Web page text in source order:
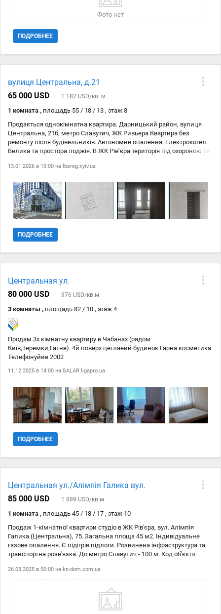
Фото нет
ПОДРОБНЕЕ
вулиця Центральна, д.21
65 000 USD
1 182 USD/кв. м
1 комната , площадь 55 / 18 / 13 , этаж 8
Продається однокімнатна квартира. Дарницький район, вулиця
Центральна, 21б, метро Славутич, ЖК Ривьера Квартира без
ремонту після будівельників. Автономне опалення. Електрокотел.
Велика та простора лоджія. В ЖК Рівʼєра територія під охороною та
територіі озеро та поруч вихід на пляж Дніпра. Дитячі та спортивні
школа, дитячий садок, АТБ в 1 хв. пішки від будинку, набережна і
зони відпочинку, салони краси, спортивний клуб. Поруч
супермаркети, ТРЦ, зручне транспортне сполучення, все для
комфортного проживання.
13.01.2026 в 10:00 на lbereg.kyiv.ua
ПОДРОБНЕЕ
Центральная ул.
80 000 USD
976 USD/кв.м
3 комнаты , площадь 82 / 10 , этаж 4
Продам 3х кімнатну квартиру в Чабанах (рядом
Київ,Теремки,Гатне). 4й поверх цегляеий будинок Гарна косметика
Телефонуйие 2002
11.12.2025 в 14:00 на SALAR.ligapro.ua
ПОДРОБНЕЕ
Центральная ул./Алімпія Галика вул.
85 000 USD
1 889 USD/кв.м
1 комната , площадь 45 / 18 / 17 , этаж 10
Продаж 1-кімнатної квартири студіо в ЖК Рів'єра, вул. Алімпія
Галика (Центральна), 75. Загальна площа 45 м2. Індивідуальне
газове опалення. Є підігрів підлоги. Розвинена інфраструктура та
транспортна розв'язка. До метро Славутич - 100 м. Код об'єкта:
26.03.2025 в 00:00 на kn-dom.com.ua